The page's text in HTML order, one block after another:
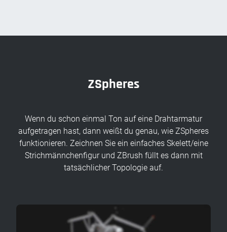
ZSpheres
Wenn du schon einmal Ton auf eine Drahtarmatur
aufgetragen hast, dann weißt du genau, wie ZSpheres
funktionieren. Zeichnen Sie ein einfaches Skelett/eine
Strichmännchenfigur und ZBrush füllt es dann mit
tatsächlicher Topologie auf.